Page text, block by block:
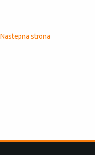
Nastepna strona